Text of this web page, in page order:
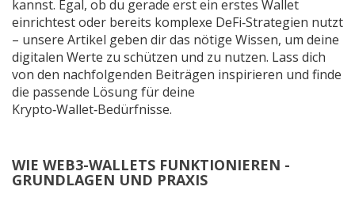
kannst. Egal, ob du gerade erst ein erstes Wallet
einrichtest oder bereits komplexe DeFi‑Strategien nutzt
– unsere Artikel geben dir das nötige Wissen, um deine
digitalen Werte zu schützen und zu nutzen. Lass dich
von den nachfolgenden Beiträgen inspirieren und finde
die passende Lösung für deine
Krypto‑Wallet‑Bedürfnisse.
WIE WEB3-WALLETS FUNKTIONIEREN -
GRUNDLAGEN UND PRAXIS